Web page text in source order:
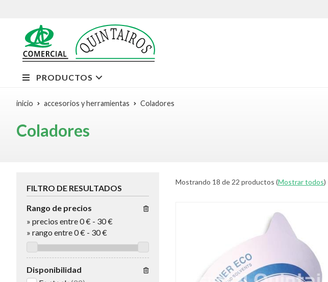
PRODUCTOS
inicio accesorios y herramientas Coladores
Coladores
Mostrando 18 de 22 productos (Mostrar todos)
FILTRO DE RESULTADOS
Rango de precios
» precios entre 0 € - 30 €
» rango entre0€ - 30€
Disponibilidad